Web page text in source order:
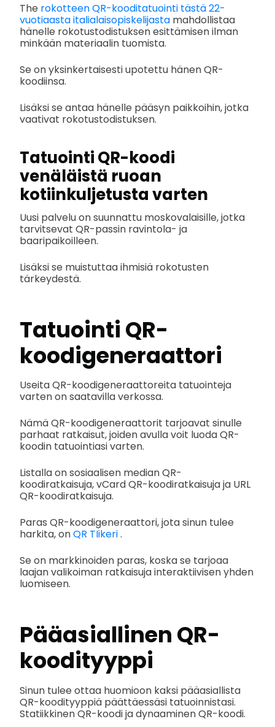
The rokotteen QR-kooditatuointi tästä 22-
vuotiaasta italialaisopiskelijasta mahdollistaa
hänelle rokotustodistuksen esittämisen ilman
minkään materiaalin tuomista.
Se on yksinkertaisesti upotettu hänen QR-
koodiinsa.
Lisäksi se antaa hänelle pääsyn paikkoihin, jotka
vaativat rokotustodistuksen.
Tatuointi QR-koodi
venäläistä ruoan
kotiinkuljetusta varten
Uusi palvelu on suunnattu moskovalaisille, jotka
tarvitsevat QR-passin ravintola- ja
baaripaikoilleen.
Lisäksi se muistuttaa ihmisiä rokotusten
tärkeydestä.
Tatuointi QR-
koodigeneraattori
Useita QR-koodigeneraattoreita tatuointeja
varten on saatavilla verkossa.
Nämä QR-koodigeneraattorit tarjoavat sinulle
parhaat ratkaisut, joiden avulla voit luoda QR-
koodin tatuointiasi varten.
Listalla on sosiaalisen median QR-
koodiratkaisuja, vCard QR-koodiratkaisuja ja URL
QR-koodiratkaisuja.
Paras QR-koodigeneraattori, jota sinun tulee
harkita, onQR TIikeri.
Se on markkinoiden paras, koska se tarjoaa
laajan valikoiman ratkaisuja interaktiivisen yhden
luomiseen.
Pääasiallinen QR-
koodityyppi
Sinun tulee ottaa huomioon kaksi pääasiallista
QR-koodityyppiä päättäessäsi tatuoinnistasi.
Statiikkinen QR-koodi ja dynaaminen QR-koodi.